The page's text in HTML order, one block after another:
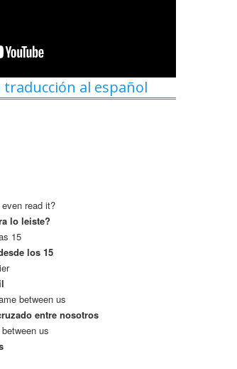
traducción al español
read it?
lo leiste?
15
los 15
between us
entre nosotros
us